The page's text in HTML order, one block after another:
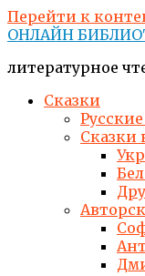
Перейти к
ОНЛАЙН
литературное
Сказки
Сказки